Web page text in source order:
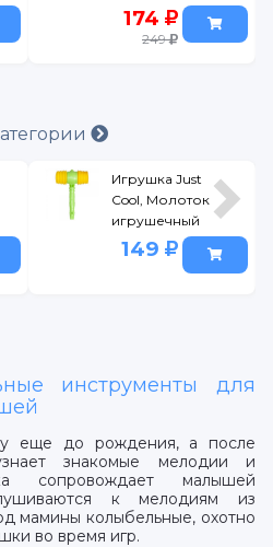
(Люленьки)
174
249
Игрушка Just
Cool, Молоток
игрушечный
со свистком
(Инструмент
149
инструменты для
еще до рождения, а после
знакомые мелодии и
сопровождает малышей
к мелодиям из
мамины колыбельные, охотно
во время игр.